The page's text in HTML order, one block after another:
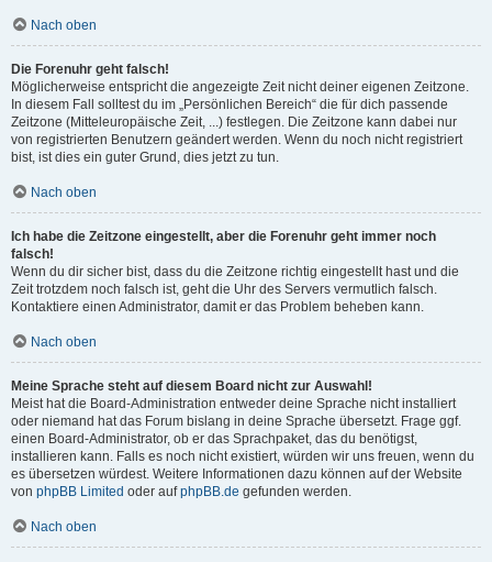
Nach oben
Die Forenuhr geht falsch!
Möglicherweise entspricht die angezeigte Zeit nicht deiner eigenen Zeitzone.
In diesem Fall solltest du im „Persönlichen Bereich“ die für dich passende
Zeitzone (Mitteleuropäische Zeit, ...) festlegen. Die Zeitzone kann dabei nur
von registrierten Benutzern geändert werden. Wenn du noch nicht registriert
bist, ist dies ein guter Grund, dies jetzt zu tun.
Nach oben
Ich habe die Zeitzone eingestellt, aber die Forenuhr geht immer noch
falsch!
Wenn du dir sicher bist, dass du die Zeitzone richtig eingestellt hast und die
Zeit trotzdem noch falsch ist, geht die Uhr des Servers vermutlich falsch.
Kontaktiere einen Administrator, damit er das Problem beheben kann.
Nach oben
Meine Sprache steht auf diesem Board nicht zur Auswahl!
Meist hat die Board-Administration entweder deine Sprache nicht installiert
oder niemand hat das Forum bislang in deine Sprache übersetzt. Frage ggf.
einen Board-Administrator, ob er das Sprachpaket, das du benötigst,
installieren kann. Falls es noch nicht existiert, würden wir uns freuen, wenn du
es übersetzen würdest. Weitere Informationen dazu können auf der Website
von phpBB Limited oder aufphpBB.de gefunden werden.
Nach oben